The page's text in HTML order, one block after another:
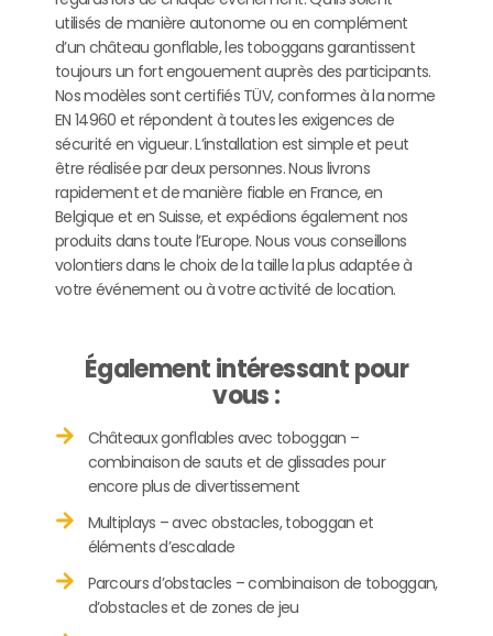
utilisés de manière autonome ou en complément
d’un château gonflable, les toboggans garantissent
toujours un fort engouement auprès des participants.
Nos modèles sont certifiés TÜV, conformes à la norme
EN 14960 et répondent à toutes les exigences de
sécurité en vigueur. L’installation est simple et peut
être réalisée par deux personnes. Nous livrons
rapidement et de manière fiable en France, en
Belgique et en Suisse, et expédions également nos
produits dans toute l’Europe. Nous vous conseillons
volontiers dans le choix de la taille la plus adaptée à
votre événement ou à votre activité de location.
Également intéressant pour
vous :
Châteaux gonflables avec toboggan –
combinaison de sauts et de glissades pour
encore plus de divertissement
Multiplays – avec obstacles, toboggan et
éléments d’escalade
Parcours d’obstacles – combinaison de toboggan,
d’obstacles et de zones de jeu